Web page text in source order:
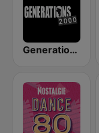
Generations - 2000